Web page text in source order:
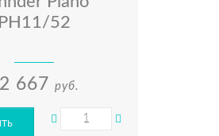
PH11/52
667руб.